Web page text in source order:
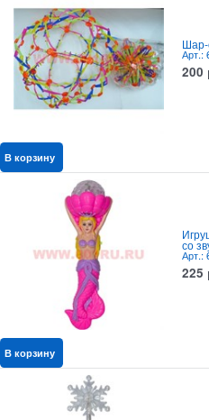
Шар-
Арт.:
200
В корзину
со
Арт.:
225
В корзину